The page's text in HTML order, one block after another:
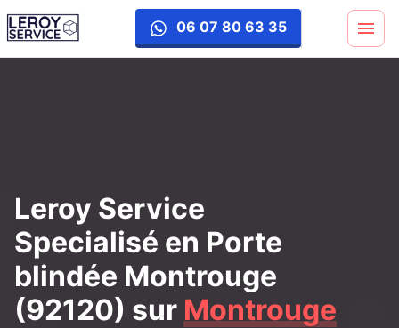
06 07 80 63 35
porte-blinde
Leroy Service
Specialisé en Porte
blindée Montrouge
(92120) sur Montrouge